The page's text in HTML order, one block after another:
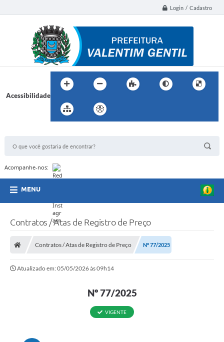
Login / Cadastro
Acessibilidade
Acompanhe-nos:
MENU
Contratos / Atas de Registro de Preço
Contratos / Atas de Registro de Preço Nº 77/2025
Atualizado em: 05/05/2026 às 09h14
Nº 77/2025
VIGENTE